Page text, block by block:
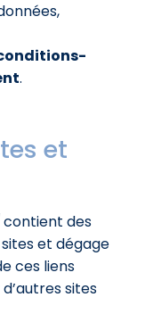
.
et
contient des
et dégage
ces liens
sites